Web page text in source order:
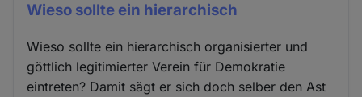
Wieso sollte ein hierarchisch
Wieso sollte ein hierarchisch organisierter und
göttlich legitimierter Verein für Demokratie
eintreten? Damit sägt er sich doch selber den Ast